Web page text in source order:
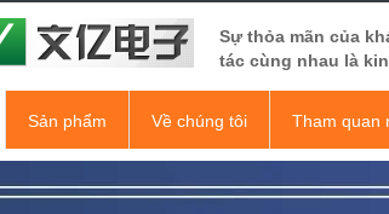
Sự thỏa mãn của
tác cùng nhau là
Sản phẩm Về chúng tôi Tham quan